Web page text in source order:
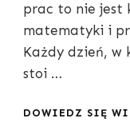
prac to nie jest
matematyki i
Każdy dzień, w
stoi …
DOWIEDZ SIĘ